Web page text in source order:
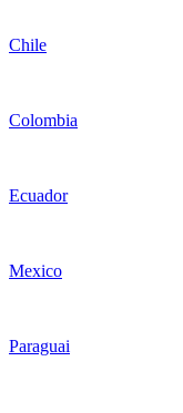
Chile
Colombia
Ecuador
Mexico
Paraguai